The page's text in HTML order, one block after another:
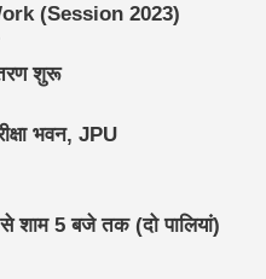
(Session 2023)
शुरू
भवन, JPU
शाम 5 बजे तक (दो पालियां)